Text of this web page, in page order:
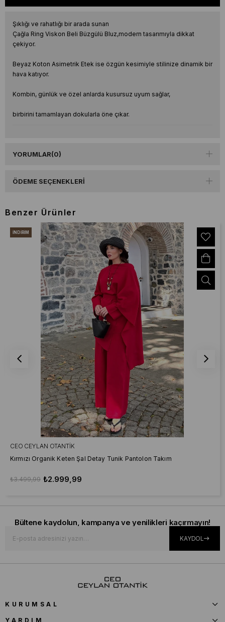
Şıklığı ve rahatlığı bir arada sunan
Çağla Ring Viskon Beli Büzgülü Bluz,modern tasarımıyla dikkat
çekiyor.
Beyaz Koton Asimetrik Etek ise özgün kesimiyle stilinize dinamik bir
hava katıyor.
Kombin, günlük ve özel anlarda kusursuz uyum sağlar,
birbirini tamamlayan dokularla öne çıkar.
YORUMLAR(0)
ÖDEME SEÇENEKLERI
Benzer Ürünler
CEO CEYLAN OTANTIK
Kırmızı Organik Keten Şal Detay Tunik Pantolon Takım
₺2.999,99
₺3.499,99
İNDIRIM
Bültene kaydolun, kampanya ve yenilikleri kaçırmayın!
KAYDOL
KURUMSAL
YARDIM